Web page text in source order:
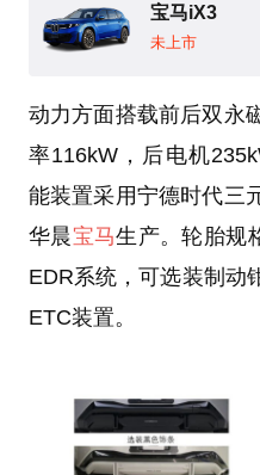
宝马iX3
未上市
动力方面搭载前后双永
率116kW，后电机
能装置采用宁德时代三
华晨宝马生产。轮胎规
EDR系统，可选装制动
ETC装置。